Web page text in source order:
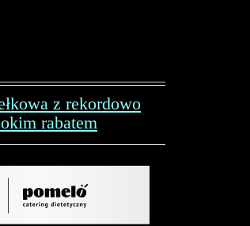
z rekordowo
rabatem